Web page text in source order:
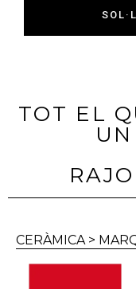
TOT EL
CERÀMICA >